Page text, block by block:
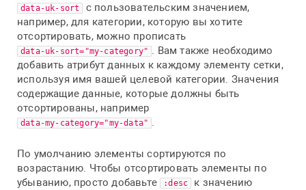
data-uk-sort
с пользовательским значением,
например, для категории, которую вы хотите
отсортировать, можно прописать
data-uk-sort="my-category" . Вам также необходимо
добавить атрибут данных к каждому элементу сетки,
используя имя вашей целевой категории. Значения
содержащие данные, которые должны быть
отсортированы, например
data-my-category="my-data" .
По умолчанию элементы сортируются по
возрастанию. Чтобы отсортировать элементы по
убыванию, просто добавьте
:desc
к значению